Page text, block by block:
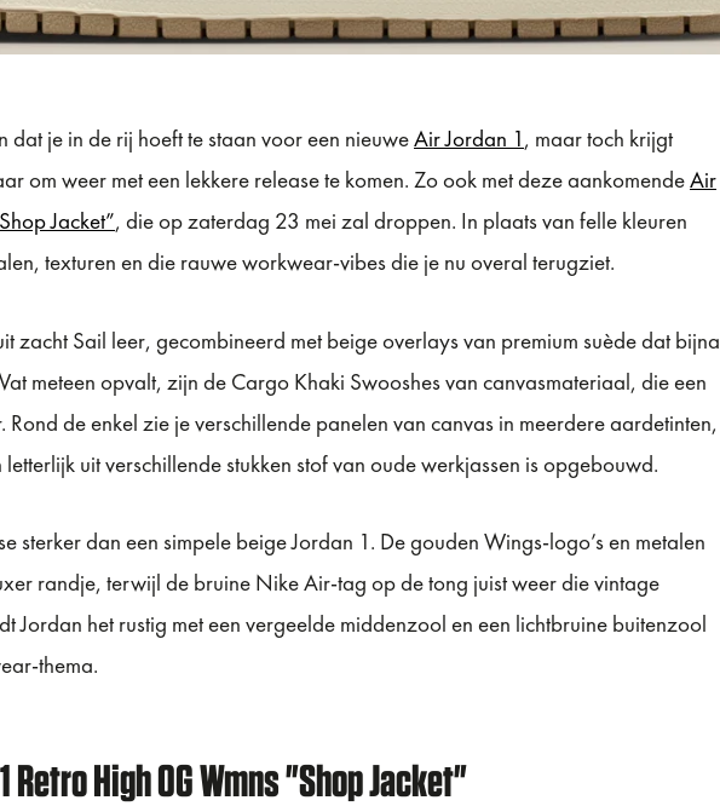
je in de rij hoeft te staan voor een nieuweAir Jordan 1, maar toch krijgt
om weer met een lekkere release te komen. Zo ook met deze aankomendeAir
Jacket”, die op zaterdag 23 mei zal droppen. In plaats van felle kleuren
texturen en die rauwe workwear-vibes die je nu overal terugziet.
zacht Sail leer, gecombineerd met beige overlays van premium suède dat bijna
meteen opvalt, zijn de Cargo Khaki Swooshes van canvasmateriaal, die een
de enkel zie je verschillende panelen van canvas in meerdere aardetinten,
uit verschillende stukken stof van oude werkjassen is opgebouwd.
sterker dan een simpele beige Jordan 1. De gouden Wings-logo’s en metalen
randje, terwijl de bruine Nike Air-tag op de tong juist weer die vintage
Jordan het rustig met een vergeelde middenzool en een lichtbruine buitenzool
thema.
Retro High OG Wmns "Shop Jacket"